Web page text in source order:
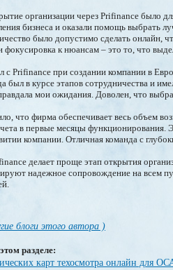
организации через Prifinance было
бизнеса и оказали помощь выбрать
было допустимо сделать онлайн,
фокусировка к нюансам – это то, что
с Prifinance при создании компании в
был в курсе этапов сотрудничества и
мои ожидания. Доволен, что
что фирма обеспечивает весь объем
в первые месяцы функционирования.
компании. Отличная команда с
делает проще этап открытия
надежное сопровождение на всем
блоги этого автора )
разделе:
карт техосмотра онлайн для